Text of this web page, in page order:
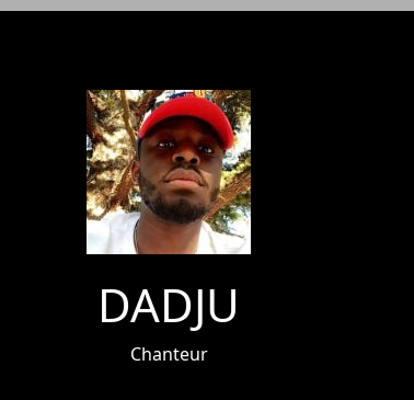
DADJU
Chanteur